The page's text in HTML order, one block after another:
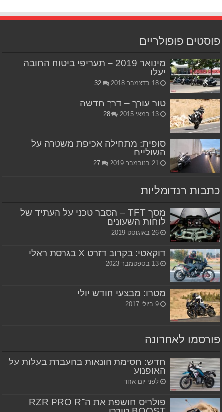
פוסטים פופולריים
מינואר 2019 – תעריפי ביטוח החובה
יעלו
18 בדצמבר 2018 32
טור עורך – דרך חדשה
13 במאי 2015 28
סופית: מתחילה אכיפת משטרה על
השוליים
21 בנובמבר 2019 27
כתבות רנדומליות
מסך TFT – הסבר טכני על העתיד של
לוחות השעונים
26 באוגוסט 2019
דוקאטי: בקרוב דזרט X בגרסת ראלי
13 בספטמבר 2023
מטרו: מבצעי חודש יולי
9 ביולי 2017
פורסמו לאחרונה
חדש: חסימת הונאות בהעברת בעלות על
האופנוע
לפני יום אחד
פולריס חושפת את ה־RZR PRO R